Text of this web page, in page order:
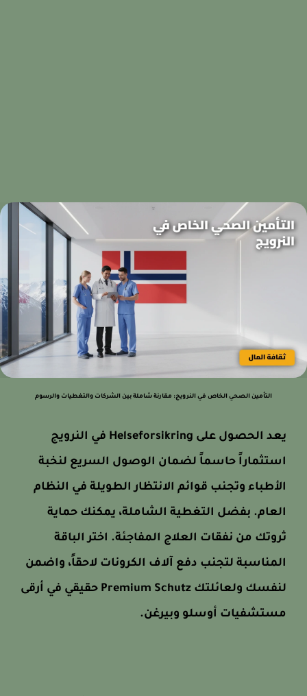
التأمين الصحي الخاص في النرويج: مقارنة شاملة بين الشركات والتغطيات والرسوم
يعد الحصول على Helseforsikring في النرويج
استثماراً حاسماً لضمان الوصول السريع لنخبة
الأطباء وتجنب قوائم الانتظار الطويلة في النظام
العام. بفضل التغطية الشاملة، يمكنك حماية
ثروتك من نفقات العلاج المفاجئة. اختر الباقة
المناسبة لتجنب دفع آلاف الكرونات لاحقاً، واضمن
لنفسك ولعائلتك Premium Schutz حقيقي في أرقى
مستشفيات أوسلو وبيرغن.